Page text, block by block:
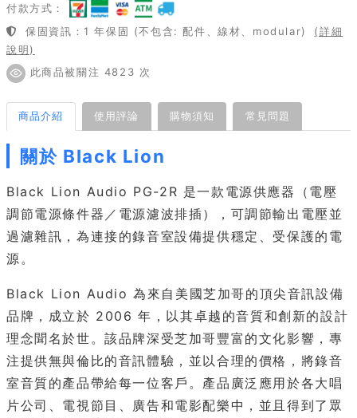
付款方式：
保固資訊：1 年保固 (不包含: 配件、線材、modular)
(詳細
說明)
此商品被關注 4823 次
商品介紹 使用評論 購物須知 常見問題
關於 Black Lion
Black Lion Audio PG-2R 是一款電源供應器（電壓
調節電源條件器／電源濾波排插），可調節輸出電壓並
過濾雜訊，為連接的錄音室設備提供穩定、受保護的電
源。
Black Lion Audio 為來自美國芝加哥的頂尖音訊設備
品牌，成立於 2006 年，以其卓越的音質和創新的設計
理念聞名於世。該品牌深受芝加哥豐富的文化影響，專
注提供無與倫比的音訊體驗，並以合理的價格，將錄音
室音質的產品帶給每一位客戶。產品廣泛應用於各大唱
片公司、電視節目、廣告和電影配樂中，並且得到了眾